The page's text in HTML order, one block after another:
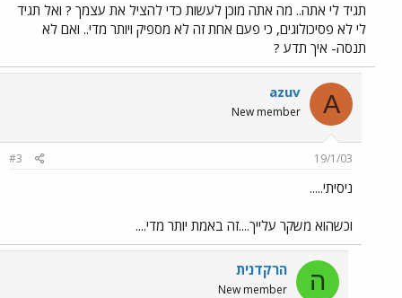
תגיד לי אתה.. מה אתה מוכן לעשות כדי להציל את עצמך ? ואל תגיד
לי לא פסיכולוגים, כי פעם אחת זה לא מספיק ויותר מדי.. ואם לא
תנסה- איך תדע ?
A
azuv
New member
19/1/03
#3
ניסיתי.....
וכשהוא משקר עלייך....זה באמת יותר מדי....
ה הרקדנית
New member